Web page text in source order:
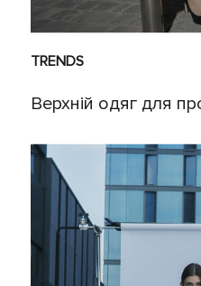
TRENDS
Верхній одяг для